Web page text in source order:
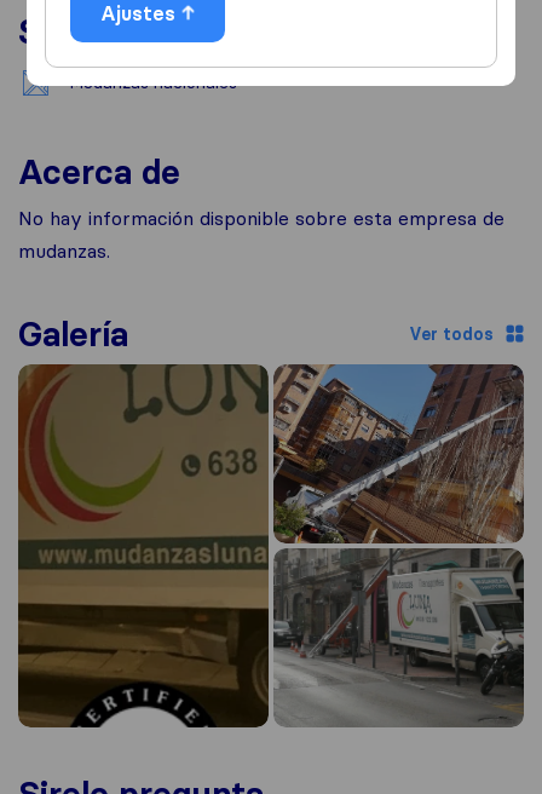
Servicios
Mudanzas nacionales
Acerca de
No hay información disponible sobre esta empresa de
mudanzas.
Galería Ver todos
Ajustes